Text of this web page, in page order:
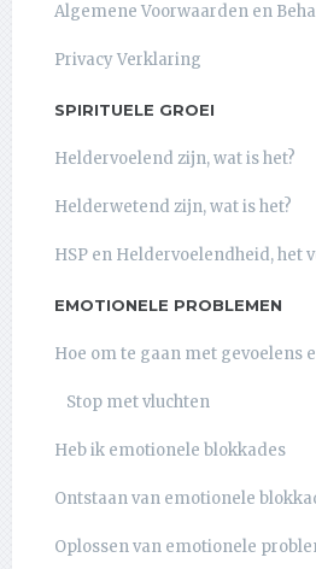
Algemene Voorwaarden en
Privacy Verklaring
SPIRITUELE GROEI
Heldervoelend zijn, wat is het?
Helderwetend zijn, wat is het?
HSP en Heldervoelendheid, het
EMOTIONELE PROBLEMEN
Hoe om te gaan met gevoelens
Stop met vluchten
Heb ik emotionele blokkades
Ontstaan van emotionele
Oplossen van emotionele